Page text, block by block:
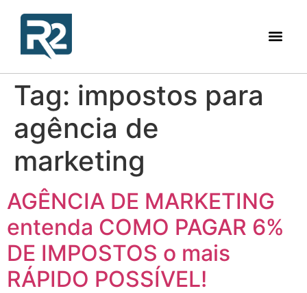
Tag: impostos para
agência de
marketing
AGÊNCIA DE MARKETING
entenda COMO PAGAR 6%
DE IMPOSTOS o mais
RÁPIDO POSSÍVEL!